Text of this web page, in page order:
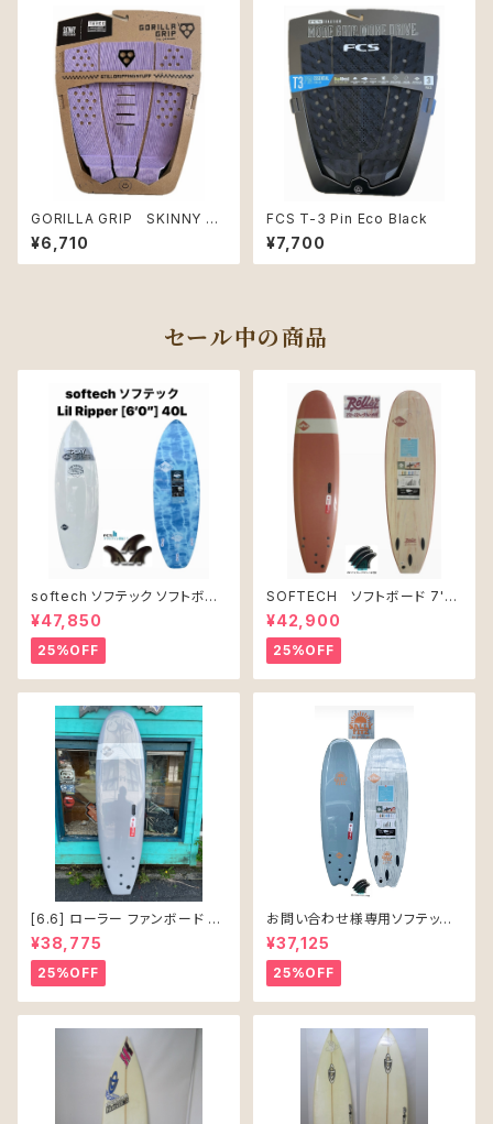
GORILLA GRIP SKINNY T
HREE DIGITAL-LAV/BLACK
¥6,710
FCS T-3 Pin Eco Black
¥7,700
セール中の商品
softech ソフテック ソフトボー
ド Lil Ripper リル リッパー
[6’0”] 40L
¥47,850
25%OFF
SOFTECH ソフトボード 7'0"
ROLLER CLAY
¥42,900
25%OFF
[6.6] ローラー ファンボード ソ
フテック
¥38,775
25%OFF
お問い合わせ様専用ソフテック
SALLY シャリー 6’6 ソフトボー
ド 61L
¥37,125
25%OFF